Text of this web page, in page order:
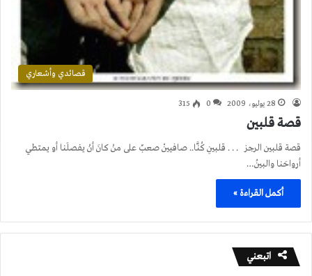
قصائدي وأشعاري
28 يوليو، 2009 0
315
قصة قلبين
قصة قلبين الرجز . . . قلبينِ كُنَّا.. صافيينْ صعبٌ على منْ كانَ أنْ يفصلَنا أو يمتطي
أرواحَنا والبينُ…
أكمل القراءة »
اتبعني